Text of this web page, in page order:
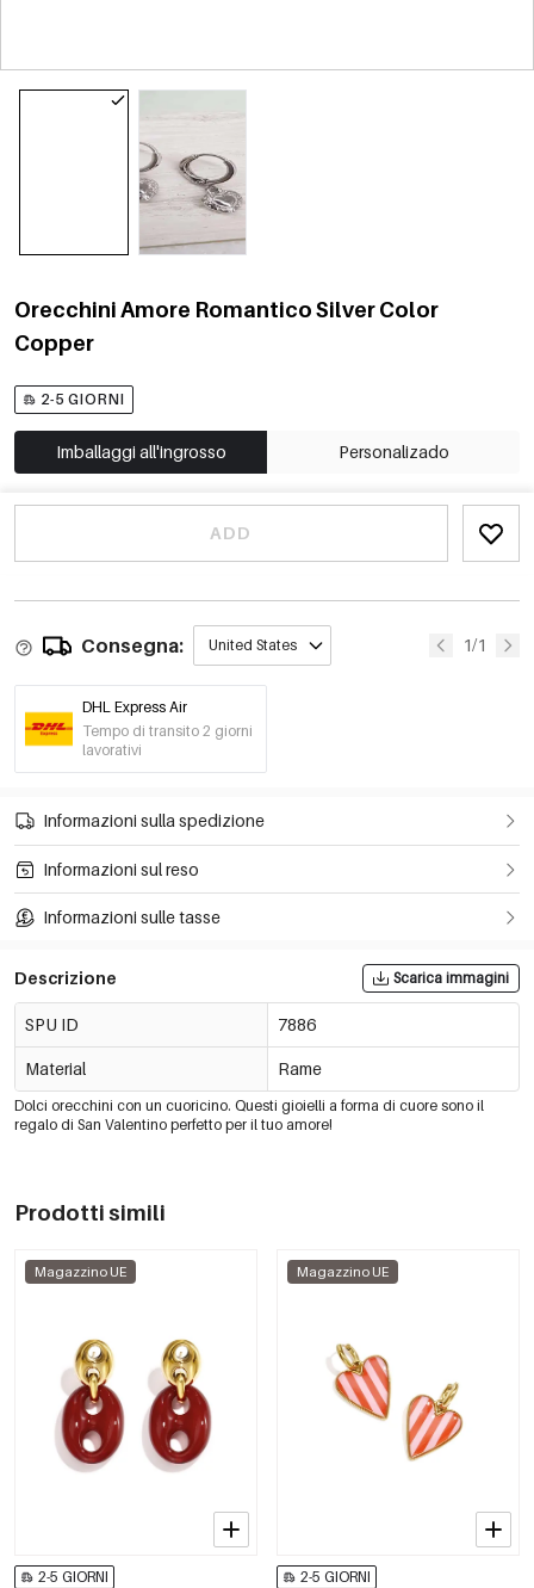
Orecchini Amore Romantico Silver Color
Copper
2-5 GIORNI
Imballaggi all'ingrosso Personalizado
ADD
Consegna: United States 1/1
DHL Express Air
Tempo di transito 2 giorni
lavorativi
Informazioni sulla spedizione
Informazioni sul reso
Informazioni sulle tasse
Descrizione Scarica immagini
SPU ID 7886
Material Rame
Dolci orecchini con un cuoricino. Questi gioielli a forma di cuore sono il
regalo di San Valentino perfetto per il tuo amore!
Prodotti simili
Magazzino UE
2-5 GIORNI
Magazzino UE
2-5 GIORNI